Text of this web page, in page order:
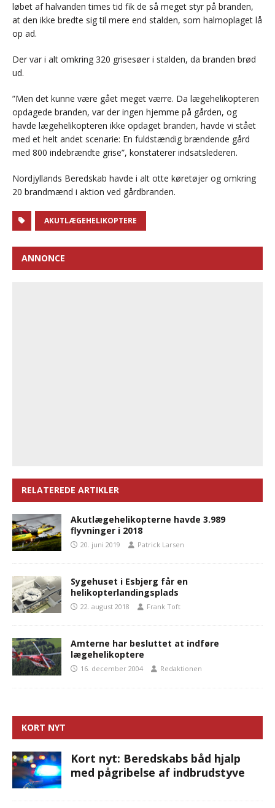
løbet af halvanden times tid fik de så meget styr på branden,
at den ikke bredte sig til mere end stalden, som halmoplaget lå
op ad.
Der var i alt omkring 320 grisesøer i stalden, da branden brød
ud.
”Men det kunne være gået meget værre. Da lægehelikopteren
opdagede branden, var der ingen hjemme på gården, og
havde lægehelikopteren ikke opdaget branden, havde vi stået
med et helt andet scenarie: En fuldstændig brændende gård
med 800 indebrændte grise”, konstaterer indsatslederen.
Nordjyllands Beredskab havde i alt otte køretøjer og omkring
20 brandmænd i aktion ved gårdbranden.
AKUTLÆGEHELIKOPTERE
ANNONCE
RELATEREDE ARTIKLER
Akutlægehelikopterne havde 3.989
flyvninger i 2018
20. juni 2019 Patrick Larsen
Sygehuset i Esbjerg får en
helikopterlandingsplads
22. august 2018 Frank Toft
Amterne har besluttet at indføre
lægehelikoptere
16. december 2004 Redaktionen
KORT NYT
Kort nyt: Beredskabs båd hjalp
med pågribelse af indbrudstyve